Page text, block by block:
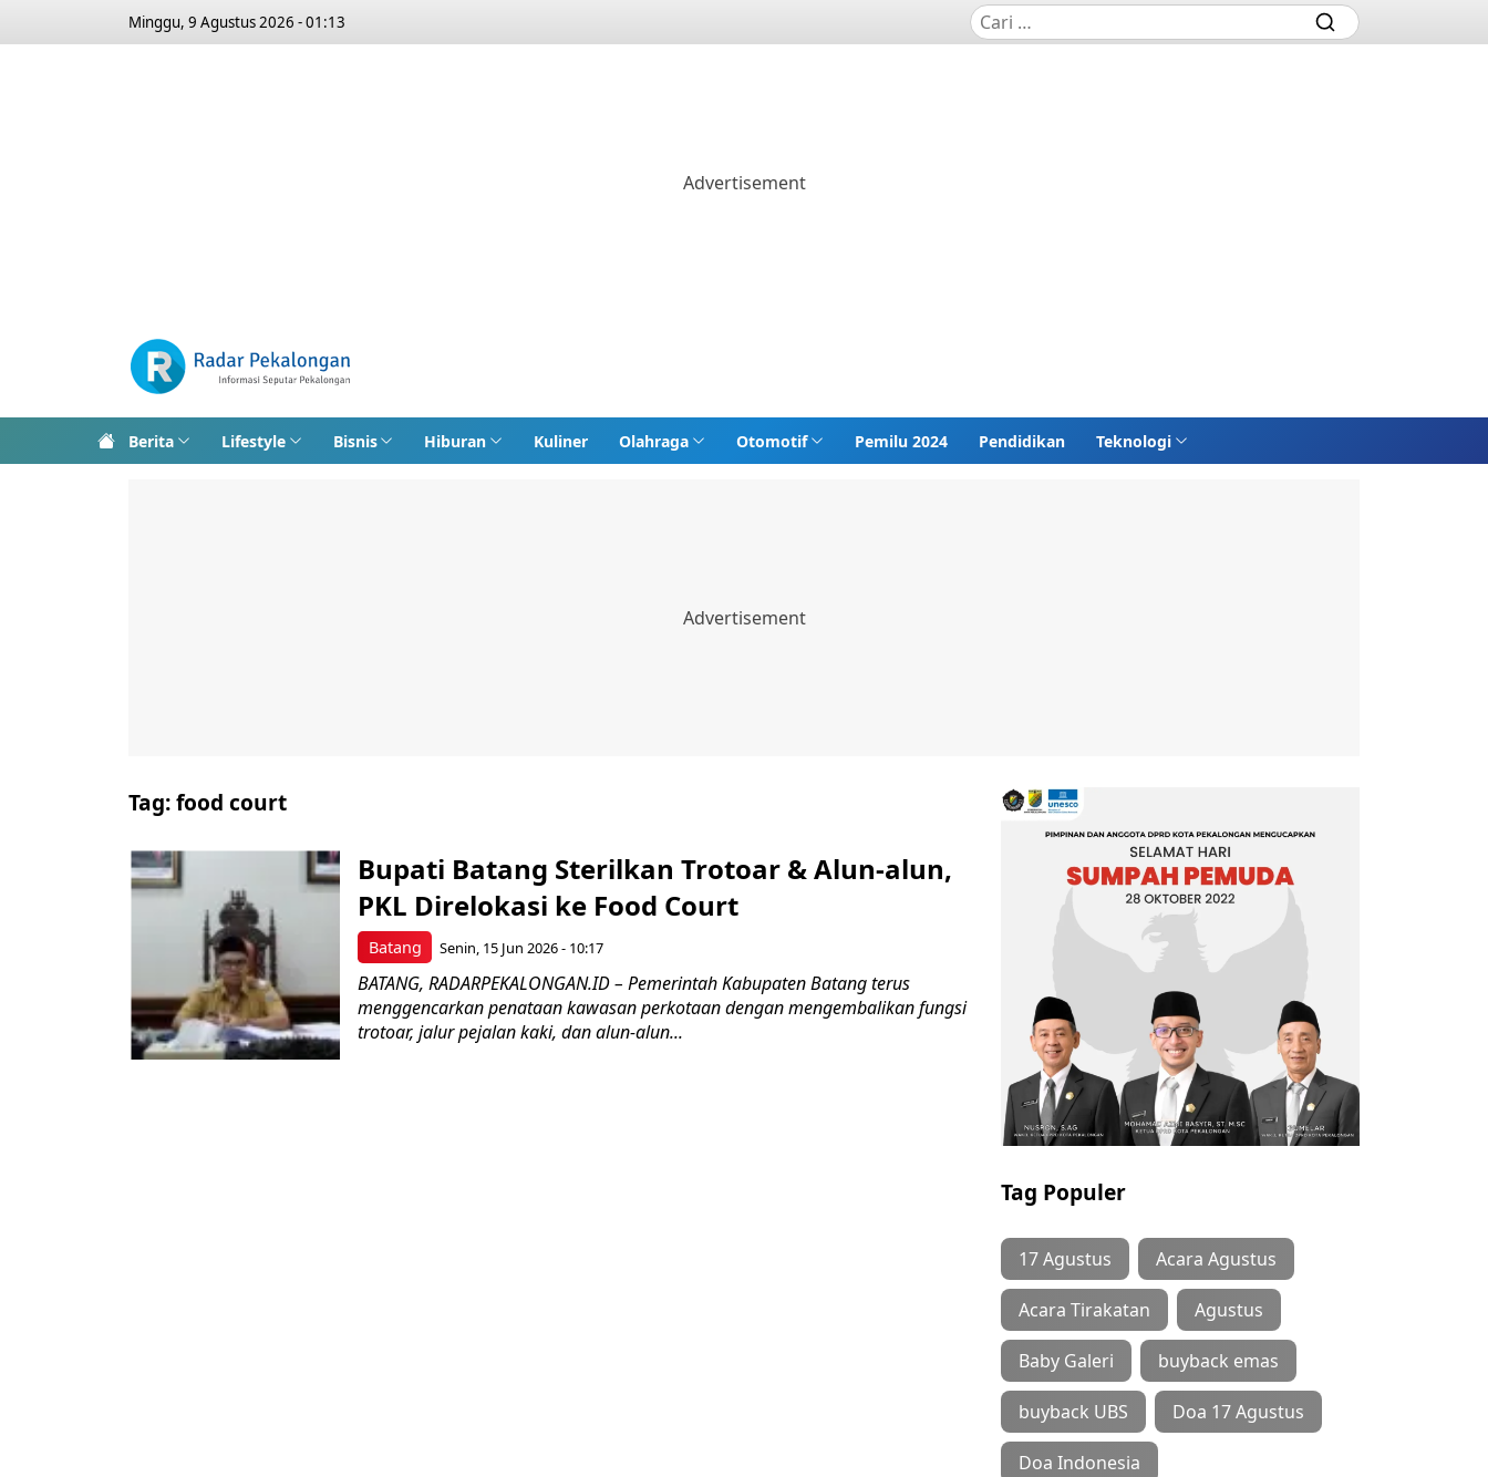
Minggu, 9 Agustus 2026 - 01:13
Berita Lifestyle Bisnis Hiburan Kuliner Olahraga Otomotif Pemilu 2024 Pendidikan Teknologi
Tag:food court
Batang
Bupati Batang Sterilkan Trotoar & Alun-alun,
PKL Direlokasi ke Food Court
Senin, 15 Jun 2026 - 10:17
BATANG, RADARPEKALONGAN.ID – Pemerintah Kabupaten Batang terus
menggencarkan penataan kawasan perkotaan dengan mengembalikan fungsi
trotoar, jalur pejalan kaki, dan alun-alun...
Tag Populer
17 Agustus Acara Agustus
Acara Tirakatan Agustus
Baby Galeri buyback emas
buyback UBS Doa 17 Agustus
Doa Indonesia